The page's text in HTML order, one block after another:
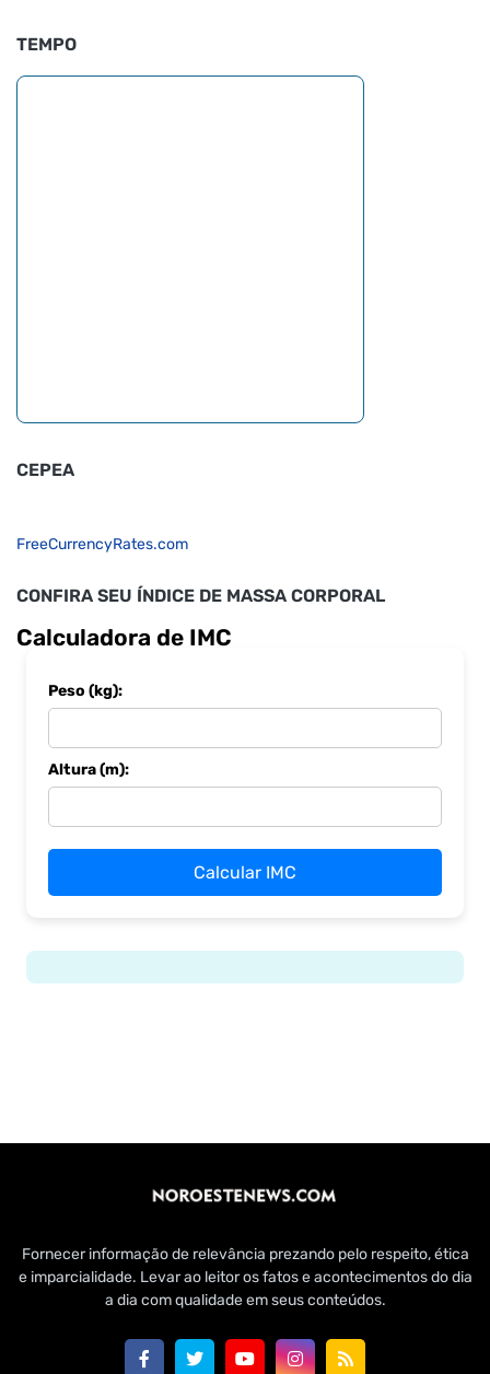
TEMPO
CEPEA
FreeCurrencyRates.com
CONFIRA SEU ÍNDICE DE MASSA CORPORAL
Calculadora de IMC
Peso (kg):
Altura (m):
Calcular IMC
Fornecer informação de relevância prezando pelo respeito, ética
e imparcialidade. Levar ao leitor os fatos e acontecimentos do dia
a dia com qualidade em seus conteúdos.